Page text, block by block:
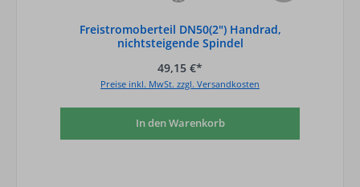
Freistromoberteil DN50(2") Handrad,
nichtsteigende Spindel
49,15 €*
Preise inkl. MwSt. zzgl. Versandkosten
In den Warenkorb